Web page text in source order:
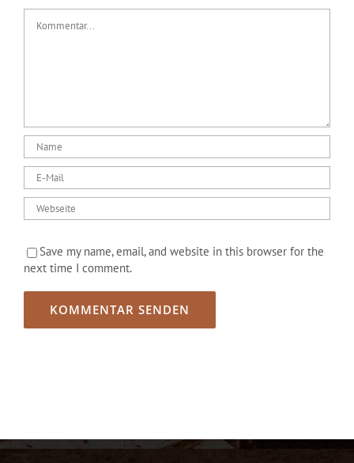
Save my name, email, and website in this browser for the
next time I comment.